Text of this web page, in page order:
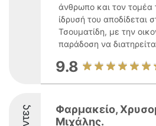
άνθρωπο και τον τομέα
ίδρυσή του αποδίδεται
Τσουματίδη, με την
παράδοση να
9.8
Φαρμακείο,
Μιχάλης.